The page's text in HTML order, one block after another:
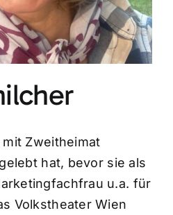
Zweitheimat
hat, bevor sie als
u.a. für
Volkstheater Wien